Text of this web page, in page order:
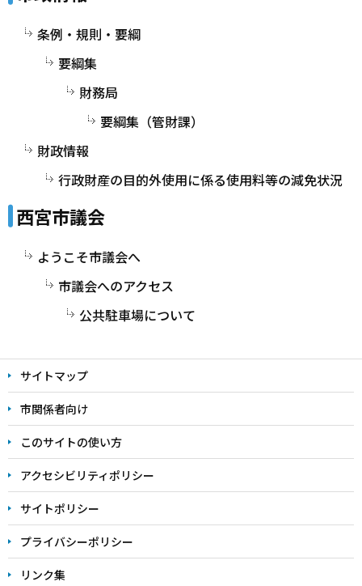
条例・規則・要綱
要綱集
財務局
要綱集（管財課）
財政情報
行政財産の目的外使用に係る使用料等の減免状況
西宮市議会
ようこそ市議会へ
市議会へのアクセス
公共駐車場について
サイトマップ
市関係者向け
このサイトの使い方
アクセシビリティポリシー
サイトポリシー
プライバシーポリシー
リンク集